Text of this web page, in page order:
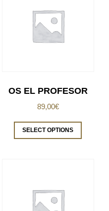
OS EL PROFESOR
89,00€
SELECT OPTIONS